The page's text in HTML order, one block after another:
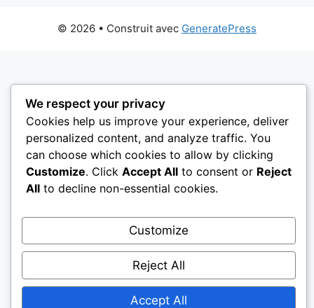
© 2026 • Construit avec GeneratePress
We respect your privacy
Cookies help us improve your experience, deliver
personalized content, and analyze traffic. You
can choose which cookies to allow by clicking
Customize. Click Accept All to consent or Reject
All to decline non-essential cookies.
Customize
Reject All
Accept All